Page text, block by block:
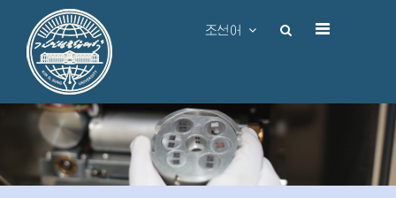
조선어